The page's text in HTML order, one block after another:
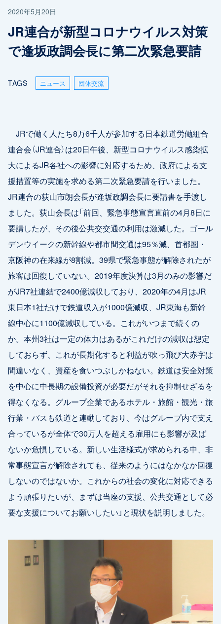
2020年5月20日
JR連合が新型コロナウイルス対策
で逢坂政調会長に第二次緊急要請
TAGS ニュース 団体交流
JRで働く人たち8万6千人が参加する日本鉄道労働組合
連合会（JR連合）は20日午後、新型コロナウイルス感染拡
大によるJR各社への影響に対応するため、政府による支
援措置等の実施を求める第二次緊急要請を行いました。
JR連合の荻山市朗会長が逢坂政調会長に要請書を手渡し
ました。荻山会長は「前回、緊急事態宣言直前の4月8日に
要請したが、その後公共交交通の利用は激減した。ゴール
デンウイークの新幹線や都市間交通は95％減、首都圏・
京阪神の在来線が8割減。39県で緊急事態が解除されたが
旅客は回復していない。2019年度決算は3月のみの影響だ
がJR7社連結で2400億減収しており、2020年の4月はJR
東日本1社だけで鉄道収入が1000億減収、JR東海も新幹
線中心に1100億減収している。これがいつまで続くの
か。本州3社は一定の体力はあるがこれだけの減収は想定
しておらず、これが長期化すると利益が吹っ飛び大赤字は
間違いなく、資産を食いつぶしかねない。鉄道は安全対策
を中心に中長期の設備投資が必要だがそれを抑制せざるを
得なくなる。グループ企業であるホテル・旅館・観光・旅
行業・バスも鉄道と連動しており、今はグループ内で支え
合っているが全体で30万人を超える雇用にも影響が及ば
ないか危惧している。新しい生活様式が求められる中、非
常事態宣言が解除されても、従来のようにはなかなか回復
しないのではないか。これからの社会の変化に対応できる
よう頑張りたいが、まずは当座の支援、公共交通として必
要な支援についてお願いしたい」と現状を説明しました。